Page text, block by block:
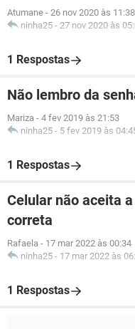
Atumane - 26 nov 2020 às 11:38
ninha25 - 27 nov 2020 às
1 Respostas
Não lembro da
Mariza - 4 fev 2019 às 21:53
ninha25 - 5 fev 2019 às
1 Respostas
Celular não aceita
correta
Rafaela - 17 mar 2022 às 00:34
ninha25 - 17 mar 2022 às
1 Respostas